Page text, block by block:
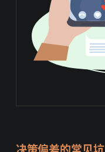
决策偏差的常见坑